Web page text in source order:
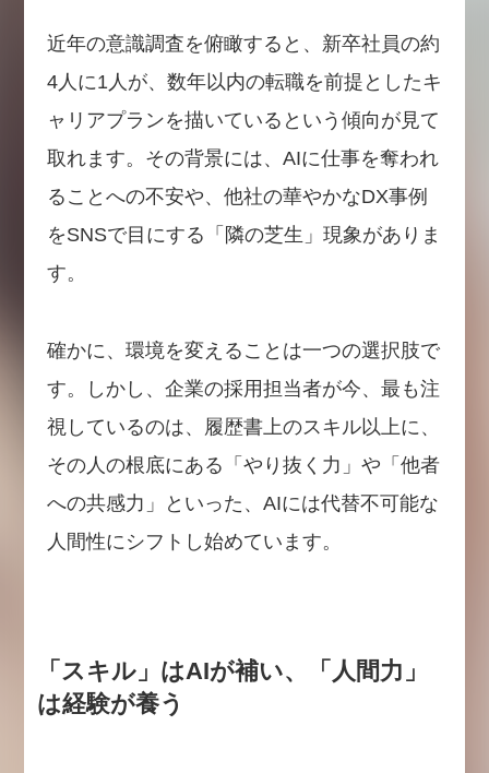
近年の意識調査を俯瞰すると、新卒社員の約
4人に1人が、数年以内の転職を前提としたキ
ャリアプランを描いているという傾向が見て
取れます。その背景には、AIに仕事を奪われ
ることへの不安や、他社の華やかなDX事例
をSNSで目にする「隣の芝生」現象がありま
す。
確かに、環境を変えることは一つの選択肢で
す。しかし、企業の採用担当者が今、最も注
視しているのは、履歴書上のスキル以上に、
その人の根底にある「やり抜く力」や「他者
への共感力」といった、AIには代替不可能な
人間性にシフトし始めています。
「スキル」はAIが補い、「人間力」
は経験が養う